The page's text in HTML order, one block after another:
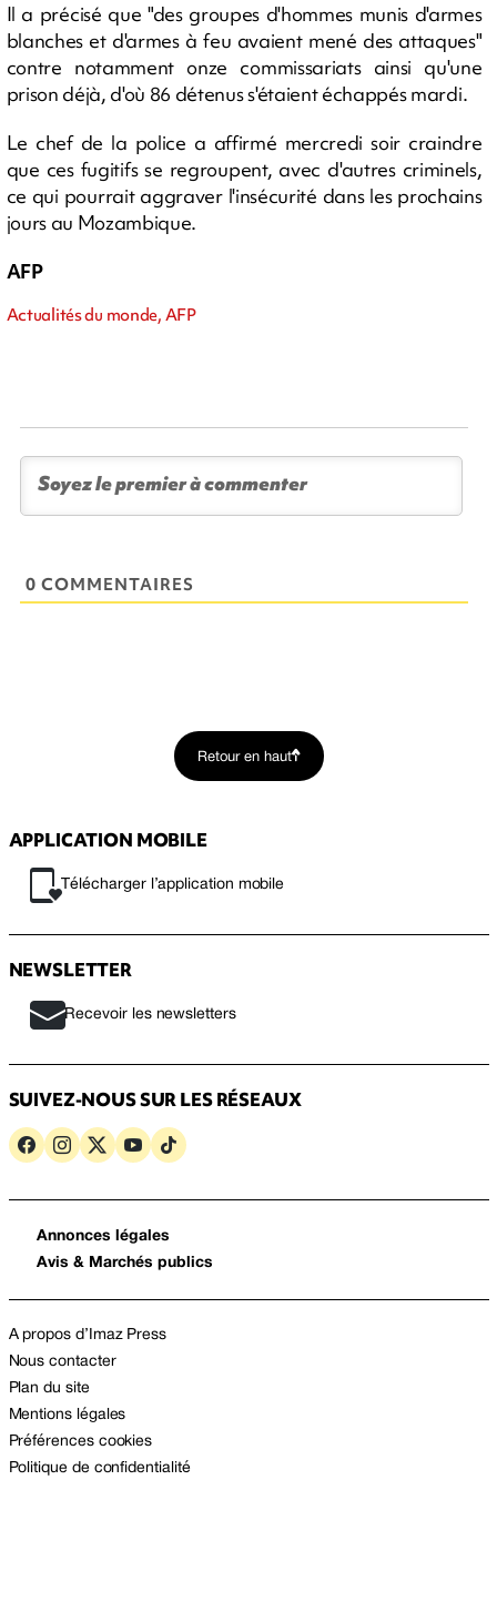
Il a précisé que "des groupes d'hommes munis d'armes
blanches et d'armes à feu avaient mené des attaques"
contre notamment onze commissariats ainsi qu'une
prison déjà, d'où 86 détenus s'étaient échappés mardi.
Le chef de la police a affirmé mercredi soir craindre
que ces fugitifs se regroupent, avec d'autres criminels,
ce qui pourrait aggraver l'insécurité dans les prochains
jours au Mozambique.
AFP
Actualités du monde, AFP
0 COMMENTAIRES
Retour en haut
APPLICATION MOBILE
Télécharger l’application mobile
NEWSLETTER
Recevoir les newsletters
SUIVEZ-NOUS SUR LES RÉSEAUX
Annonces légales
Avis & Marchés publics
A propos d’Imaz Press
Nous contacter
Plan du site
Mentions légales
Préférences cookies
Politique de confidentialité